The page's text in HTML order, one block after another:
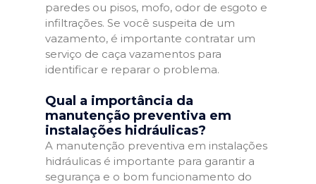
paredes ou pisos, mofo, odor de esgoto e
infiltrações. Se você suspeita de um
vazamento, é importante contratar um
serviço de caça vazamentos para
identificar e reparar o problema.
Qual a importância da
manutenção preventiva em
instalações hidráulicas?
A manutenção preventiva em instalações
hidráulicas é importante para garantir a
segurança e o bom funcionamento do